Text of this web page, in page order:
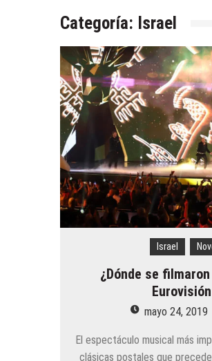
Saratov
Los 10
Wizz Air
Tour de
Bulgaria
Turkish
Aeroflot
Categoría: Israel
Israel
¿Dónde se
mayo 24, 2019
El espectáculo musical más
clásicas postales que